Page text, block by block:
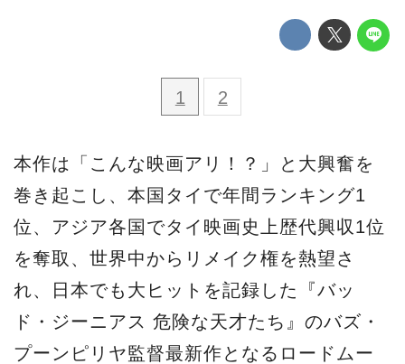
1 2
本作は「こんな映画アリ！？」と大興奮を
巻き起こし、本国タイで年間ランキング1
位、アジア各国でタイ映画史上歴代興収1位
を奪取、世界中からリメイク権を熱望さ
れ、日本でも大ヒットを記録した『バッ
ド・ジーニアス 危険な天才たち』のバズ・
プーンピリヤ監督最新作となるロードムー